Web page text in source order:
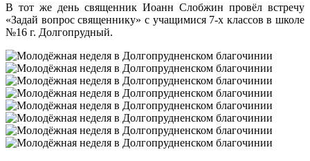
В тот же день священник Иоанн Слобжин провёл встречу
«Задай вопрос священнику» с учащимися 7-х классов в школе
№16 г. Долгопрудный.